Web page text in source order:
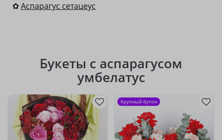
✿Аспарагус сетацеус
Букеты с аспарагусом
умбелатус
Крупный бутон